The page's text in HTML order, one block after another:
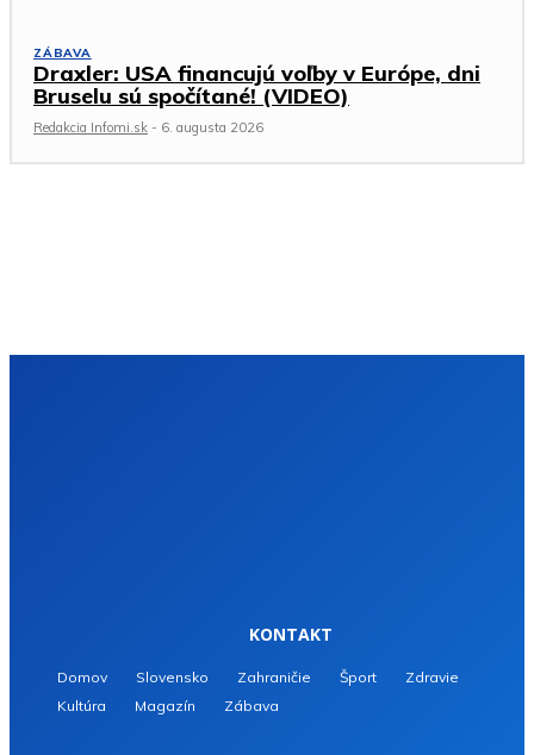
ZÁBAVA
Draxler: USA financujú voľby v Európe, dni
Bruselu sú spočítané! (VIDEO)
Redakcia Infomi.sk - 6. augusta 2026
KONTAKT
Domov Slovensko Zahraničie Šport
Zdravie
Kultúra
Magazín Zábava